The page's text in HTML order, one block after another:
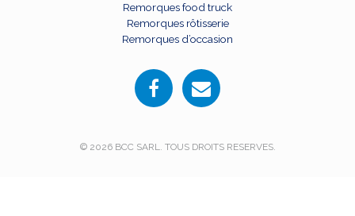
Remorques food truck
Remorques rôtisserie
Remorques d’occasion
© 2026 BCC SARL. TOUS DROITS RESERVES.